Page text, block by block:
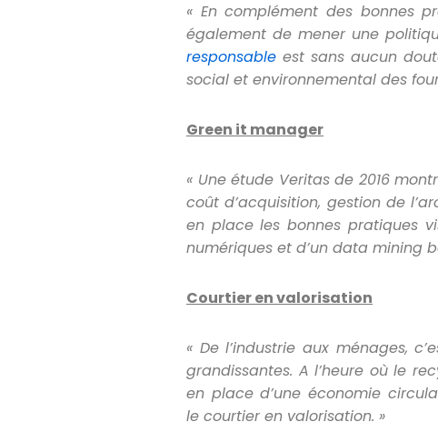
« En complément des bonnes
également de mener une
responsable est sans aucun
social et environnemental des
Green it manager
« Une étude Veritas de 2016
coût d’acquisition, gestion de l’
en place les bonnes pratiques
numériques et d’un data mining
Courtier en valorisation
« De l’industrie aux ménages,
grandissantes. A l’heure où le
en place d’une économie
le courtier en valorisation. »